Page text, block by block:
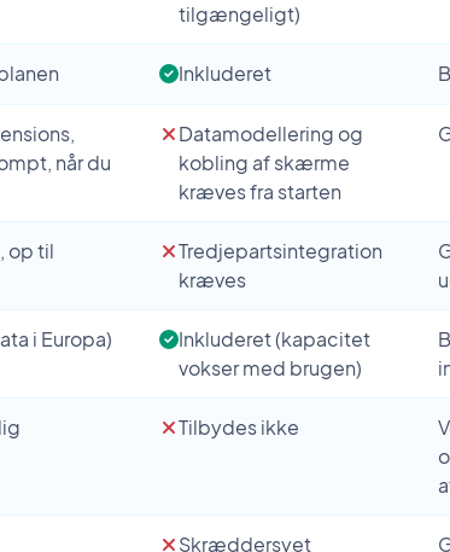
tilgængeligt)
Inkluderet
når du
Datamodellering og
kobling af skærme
kræves fra starten
op til
Tredjepartsintegration
kræves
i Europa)
Inkluderet (kapacitet
vokser med brugen)
Tilbydes ikke
Skræddersyet